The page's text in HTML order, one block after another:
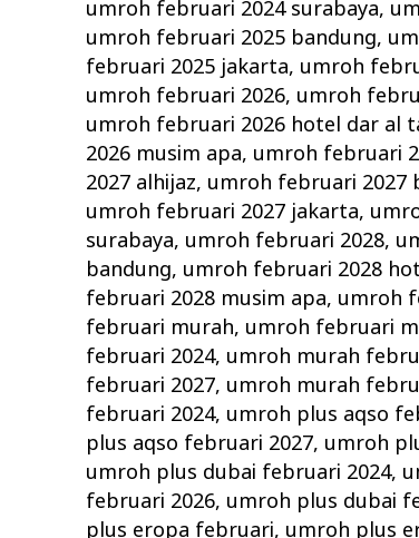
umroh februari 2024 surabaya,
umroh februari 2025 bandung,
februari 2025 jakarta, umroh
umroh februari 2026, umroh
umroh februari 2026 hotel dar al
2026 musim apa, umroh februari
2027 alhijaz, umroh februari 2027
umroh februari 2027 jakarta,
surabaya, umroh februari 2028,
bandung, umroh februari 2028
februari 2028 musim apa, umroh
februari murah, umroh februari
februari 2024, umroh murah
februari 2027, umroh murah
februari 2024, umroh plus aqso
plus aqso februari 2027, umroh
umroh plus dubai februari 2024,
februari 2026, umroh plus dubai
plus eropa februari, umroh plus